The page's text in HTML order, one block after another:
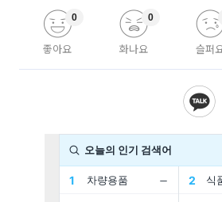
좋아요
0
화나요
0
슬퍼